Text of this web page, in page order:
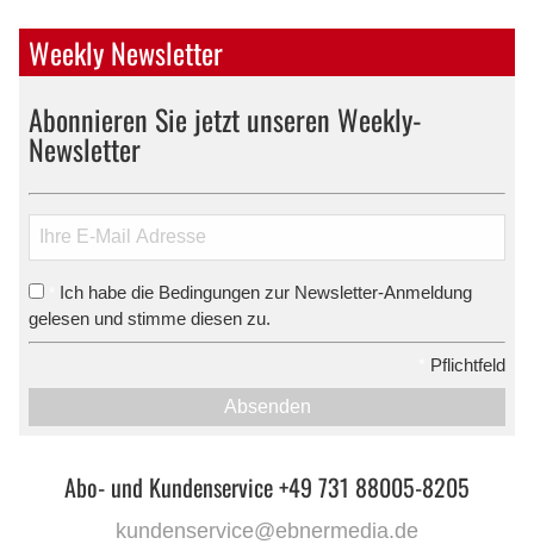
Weekly Newsletter
Abonnieren Sie jetzt unseren Weekly-
Newsletter
Ich habe die Bedingungen zur Newsletter-Anmeldung
gelesen und stimme diesen zu.
Pflichtfeld
Absenden
Abo- und Kundenservice +49 731 88005-8205
kundenservice@ebnermedia.de